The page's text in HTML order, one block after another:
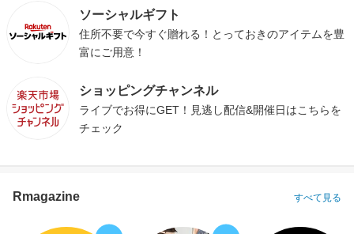
ソーシャルギフト
住所不要で今すぐ贈れる！とっておきのアイテムを豊
富にご用意！
ショッピングチャンネル
ライブでお得にGET！見逃し配信&開催日はこちらを
チェック
Rmagazine すべて見る